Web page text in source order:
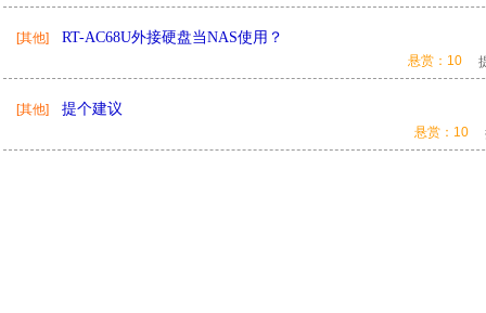
[其他] RT-AC68U外接硬盘当NAS使用？
悬赏：10
[其他] 提个建议
悬赏：10